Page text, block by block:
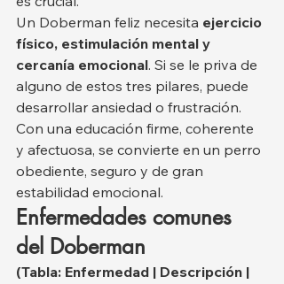
Un Doberman feliz necesita ejercicio
físico, estimulación mental y
cercanía emocional. Si se le priva de
alguno de estos tres pilares, puede
desarrollar ansiedad o frustración.
Con una educación firme, coherente
y afectuosa, se convierte en un perro
obediente, seguro y de gran
estabilidad emocional.
Enfermedades comunes
del Doberman
(Tabla: Enfermedad | Descripción |